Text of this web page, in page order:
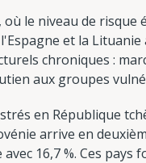
le niveau de risque
et la Lituanie
chroniques :
aux groupes
en République
arrive en
16,7 %. Ces